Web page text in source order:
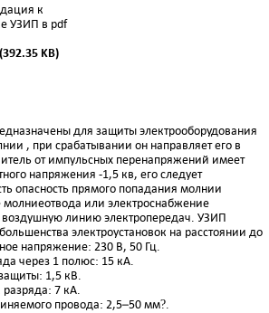
к
УЗИП в pdf
(392.35 KB)
для защиты электрооборудования
, при срабатывании он направляет его в
от импульсных перенапряжений имеет
напряжения -1,5 кв, его следует
опасность прямого попадания молнии
или электроснабжение
воздушную линию электропередач. УЗИП
электроустановок на расстоянии до
напряжение: 230 В, 50 Гц.
через 1 полюс: 15 кА.
1,5 кВ.
7 кА.
провода: 2,5–50 мм?.